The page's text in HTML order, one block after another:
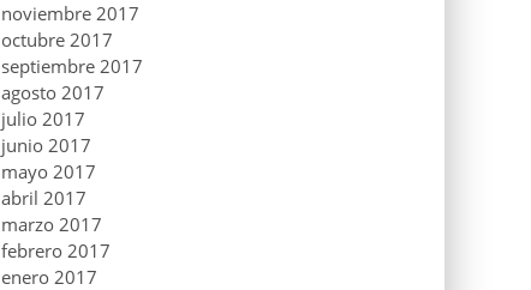
noviembre 2017
octubre 2017
septiembre 2017
agosto 2017
julio 2017
junio 2017
mayo 2017
abril 2017
marzo 2017
febrero 2017
enero 2017